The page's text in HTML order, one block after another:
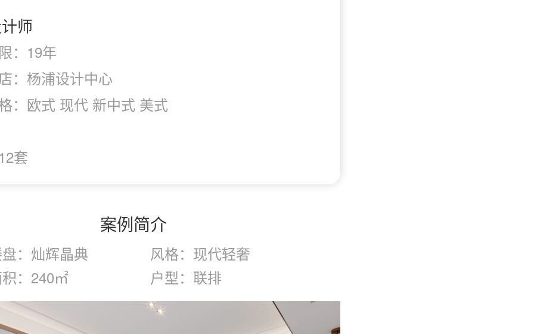
师
：19年
：杨浦设计中心
：欧式 现代 新中式 美式
套
案例简介
：灿辉晶典
风格：现代轻奢
：240㎡
户型：联排